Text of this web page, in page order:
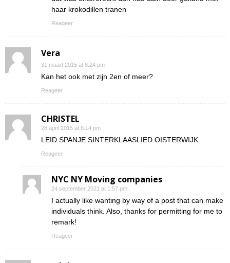
haar krokodillen tranen
Reageer
Vera
31 maart 2015 at 8:24 pm
Kan het ook met zijn 2en of meer?
Reageer
CHRISTEL
28 april 2015 at 6:14 pm
LEID SPANJE SINTERKLAASLIED OISTERWIJK
Reageer
NYC NY Moving companies
24 september 2021 at 1:57 pm
I actually like wanting by way of a post that can make
individuals think. Also, thanks for permitting for me to
remark!
Reageer